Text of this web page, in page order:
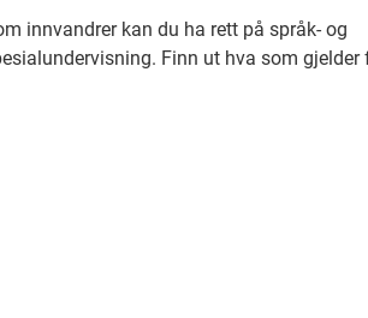
innvandrer kan du ha rett på språk- og
Finn ut hva som gjelder